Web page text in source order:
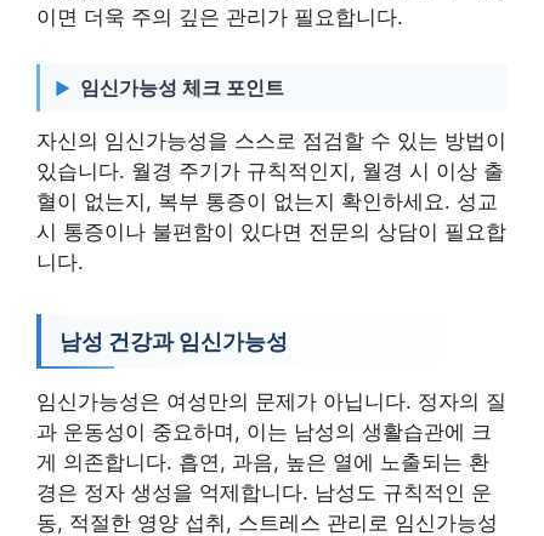
이면 더욱 주의 깊은 관리가 필요합니다.
임신가능성 체크 포인트
자신의 임신가능성을 스스로 점검할 수 있는 방법이
있습니다. 월경 주기가 규칙적인지, 월경 시 이상 출
혈이 없는지, 복부 통증이 없는지 확인하세요. 성교
시 통증이나 불편함이 있다면 전문의 상담이 필요합
니다.
남성 건강과 임신가능성
임신가능성은 여성만의 문제가 아닙니다. 정자의 질
과 운동성이 중요하며, 이는 남성의 생활습관에 크
게 의존합니다. 흡연, 과음, 높은 열에 노출되는 환
경은 정자 생성을 억제합니다. 남성도 규칙적인 운
동, 적절한 영양 섭취, 스트레스 관리로 임신가능성